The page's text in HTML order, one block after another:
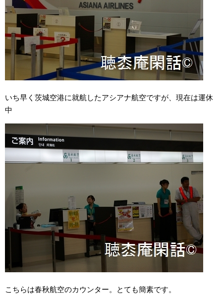
いち早く茨城空港に就航したアシアナ航空ですが、現在は運休
中
こちらは春秋航空のカウンター。とても簡素です。